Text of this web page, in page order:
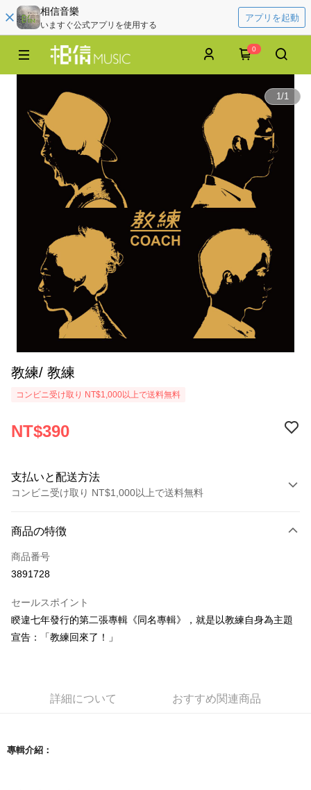
相信音樂
いますぐ公式アプリを使用する
アプリを起動
0
1/1
教練/ 教練
コンビニ受け取り NT$1,000以上で送料無料
NT$390
支払いと配送方法
コンビニ受け取り NT$1,000以上で送料無料
クレジットカード1回払い
コンビニ店頭代金引換
Apple Pay
Easy Wallet
配送方法
商品の特徴
商品番号
3891728
セールスポイント
睽違七年發行的第二張專輯《同名專輯》，就是以教練自身為主題
宣告：「教練回來了！」
詳細について おすすめ関連商品
專輯介紹：